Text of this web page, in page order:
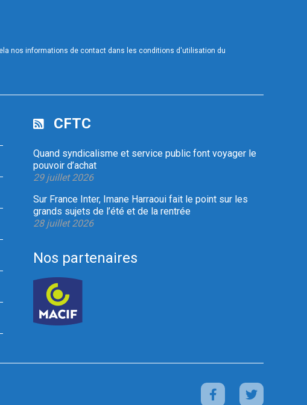
nos informations de contact dans les conditions d'utilisation du
CFTC
Quand syndicalisme et service public font voyager le
pouvoir d’achat
29 juillet 2026
Sur France Inter, Imane Harraoui fait le point sur les
grands sujets de l’été et de la rentrée
28 juillet 2026
Nos partenaires